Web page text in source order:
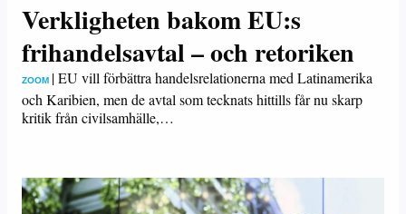
Verkligheten bakom EU:s
frihandelsavtal – och retoriken
ZOOM |EU vill förbättra handelsrelationerna med Latinamerika
och Karibien, men de avtal som tecknats hittills får nu skarp
kritik från civilsamhälle,…